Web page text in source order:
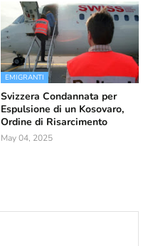
EMIGRANTI
Svizzera Condannata per
Espulsione di un Kosovaro,
Ordine di Risarcimento
May 04, 2025